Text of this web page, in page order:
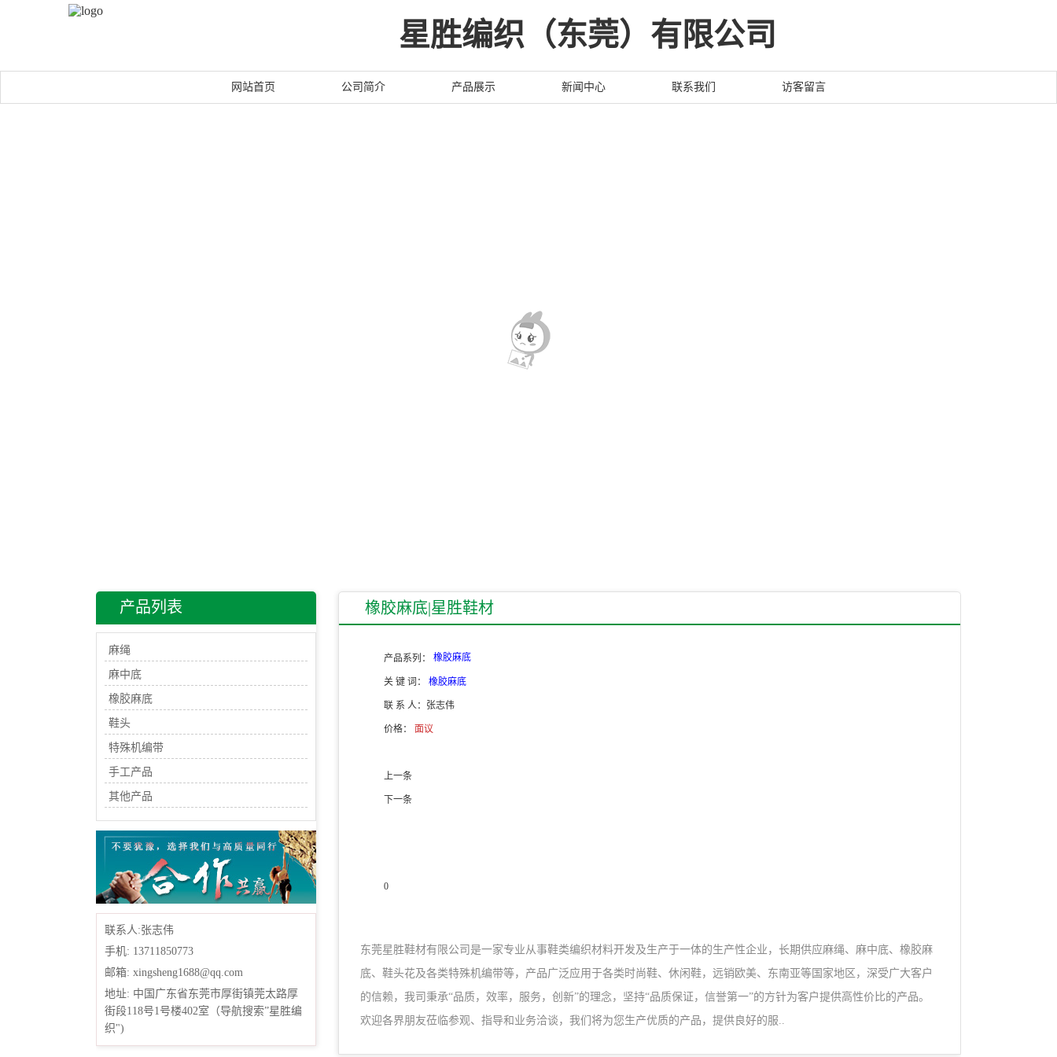
星胜编织（东莞）有限公司
网站首页 公司简介 产品展示 新闻中心 联系我们 访客留言
产品列表
麻绳
麻中底
橡胶麻底
鞋头
特殊机编带
手工产品
其他产品
联系人:张志伟
手机: 13711850773
邮箱: xingsheng1688@qq.com
地址: 中国广东省东莞市厚街镇莞太路厚
街段118号1号楼402室（导航搜索”星胜编
织")
橡胶麻底|星胜鞋材
产品系列： 橡胶麻底
关 键 词： 橡胶麻底
联 系 人： 张志伟
价格： 面议
上一条
下一条
0
东莞星胜鞋材有限公司是一家专业从事鞋类编织材料开发及生产于一体的生产性企业，长期供应麻绳、麻中底、橡胶麻
底、鞋头花及各类特殊机编带等，产品广泛应用于各类时尚鞋、休闲鞋，远销欧美、东南亚等国家地区，深受广大客户
的信赖，我司秉承“品质，效率，服务，创新”的理念，坚持“品质保证，信誉第一”的方针为客户提供高性价比的产品。
欢迎各界朋友莅临参观、指导和业务洽谈，我们将为您生产优质的产品，提供良好的服..